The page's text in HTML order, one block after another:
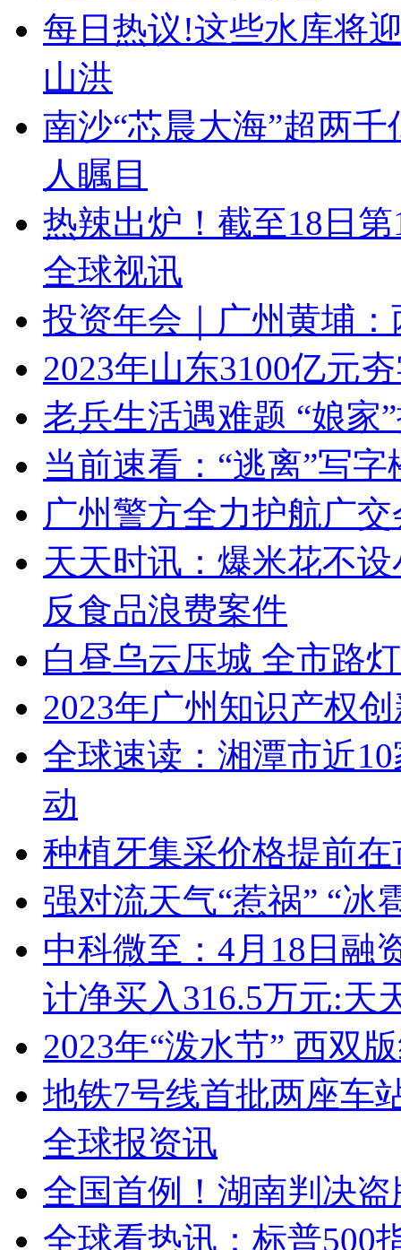
每日热议!这些水库将
山洪
南沙“芯晨大海”超两
人瞩目
热辣出炉！截至18日
全球视讯
投资年会｜广州黄埔
2023年山东3100亿元
老兵生活遇难题 “娘家
当前速看：“逃离”写
广州警方全力护航广交
天天时讯：爆米花不
反食品浪费案件
白昼乌云压城 全市路
2023年广州知识产权
全球速读：湘潭市近
动
种植牙集采价格提前
强对流天气“惹祸” “冰
中科微至：4月18日融
计净买入316.5万元:天
2023年“泼水节” 西双
地铁7号线首批两座车
全球报资讯
全国首例！湖南判决
全球看热讯：标普500